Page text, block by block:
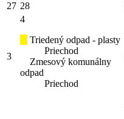
27 28
3
4
Triedený odpad - plasty
Priechod
Zmesový komunálny
odpad
Priechod